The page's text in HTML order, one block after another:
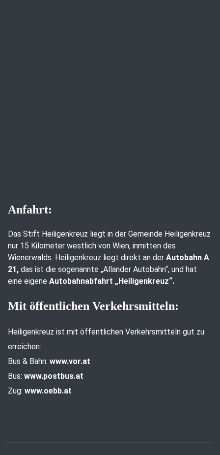
Anfahrt:
Das Stift Heiligenkreuz liegt in der Gemeinde Heiligenkreuz
nur 15 Kilometer westlich von Wien, inmitten des
Wienerwalds. Heiligenkreuz liegt direkt an der Autobahn A
21, das ist die sogenannte „Allander Autobahn“, und hat
eine eigene Autobahnabfahrt „Heiligenkreuz“.
Mit öffentlichen Verkehrsmitteln:
Heiligenkreuz ist mit öffentlichen Verkehrsmitteln gut zu
erreichen:
Bus & Bahn: www.vor.at
Bus: www.postbus.at
Zug: www.oebb.at